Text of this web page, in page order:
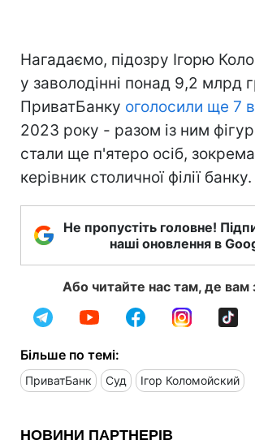
Нагадаємо, підозру Ігорю
у заволодінні понад 9,2 млрд
ПриватБанку оголосили ще 7
2023 року - разом із ним
стали ще п'ятеро осіб,
керівник столичної філії банку.
Не пропустіть головне!
наші оновлення в
Або читайте нас там, де вам
Більше по темі:
ПриватБанк Суд Ігор Коломойский